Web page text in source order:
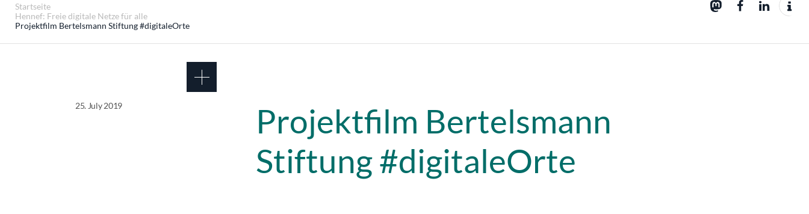
Startseite
Hennef: Freie digitale Netze für alle
Projektfilm Bertelsmann Stiftung #digitaleOrte
25. July 2019
Projektfilm Bertelsmann
Stiftung #digitaleOrte